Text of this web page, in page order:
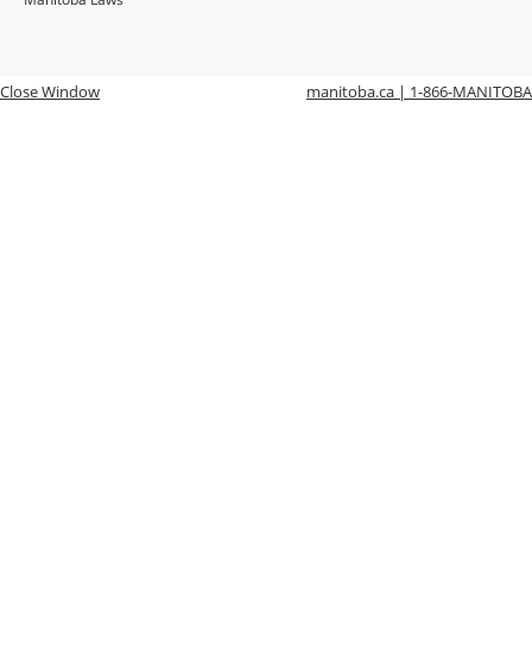
Close Window manitoba.ca | 1-866-MANITOBA